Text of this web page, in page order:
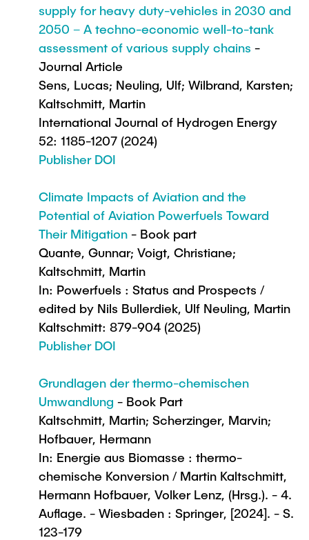
supply for heavy duty-vehicles in 2030 and
2050 – A techno-economic well-to-tank
assessment of various supply chains -
Journal Article
Sens, Lucas; Neuling, Ulf; Wilbrand, Karsten;
Kaltschmitt, Martin
International Journal of Hydrogen Energy
52: 1185-1207 (2024)
Publisher DOI
Climate Impacts of Aviation and the
Potential of Aviation Powerfuels Toward
Their Mitigation - Book part
Quante, Gunnar; Voigt, Christiane;
Kaltschmitt, Martin
In: Powerfuels : Status and Prospects /
edited by Nils Bullerdiek, Ulf Neuling, Martin
Kaltschmitt: 879-904 (2025)
Publisher DOI
Grundlagen der thermo-chemischen
Umwandlung - Book Part
Kaltschmitt, Martin; Scherzinger, Marvin;
Hofbauer, Hermann
In: Energie aus Biomasse : thermo-
chemische Konversion / Martin Kaltschmitt,
Hermann Hofbauer, Volker Lenz, (Hrsg.). - 4.
Auflage. - Wiesbaden : Springer, [2024]. - S.
123-179